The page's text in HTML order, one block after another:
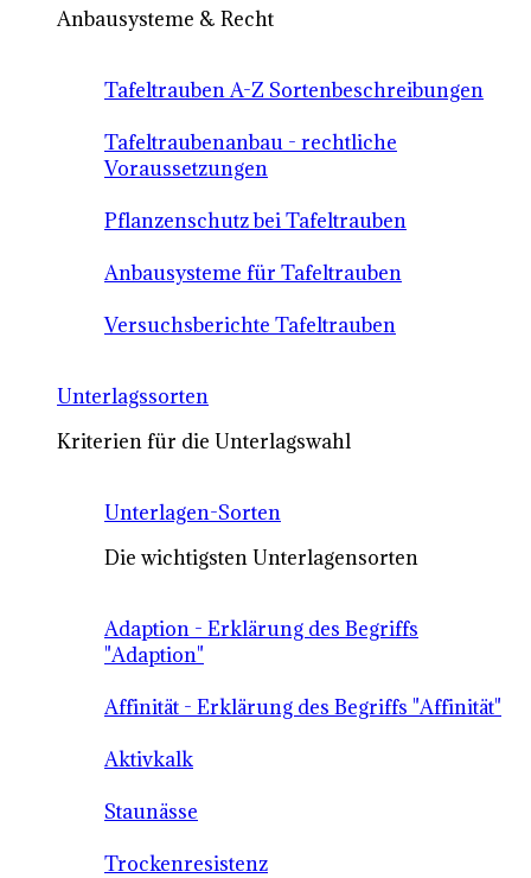
Anbausysteme & Recht
Tafeltrauben A-Z Sortenbeschreibungen
Tafeltraubenanbau - rechtliche
Voraussetzungen
Pflanzenschutz bei Tafeltrauben
Anbausysteme für Tafeltrauben
Versuchsberichte Tafeltrauben
Unterlagssorten
Kriterien für die Unterlagswahl
Unterlagen-Sorten
Die wichtigsten Unterlagensorten
Adaption - Erklärung des Begriffs
"Adaption"
Affinität - Erklärung des Begriffs "Affinität"
Aktivkalk
Staunässe
Trockenresistenz